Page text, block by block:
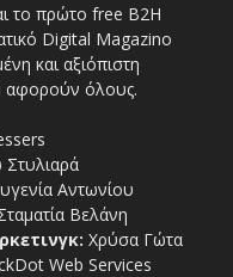
το πρώτο free Β2Η
Digital Magazino
και αξιόπιστη
αφορούν όλους.
Στυλιαρά
Αντωνίου
Βελάνη
Χρύσα Γώτα
Web Services